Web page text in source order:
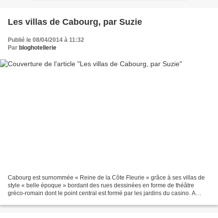
Les villas de Cabourg, par Suzie
Publié le 08/04/2014 à 11:32
Par bloghotellerie
Cabourg est surnommée « Reine de la Côte Fleurie » grâce à ses villas de
style « belle époque » bordant des rues dessinées en forme de théâtre
gréco-romain dont le point central est formé par les jardins du casino. A